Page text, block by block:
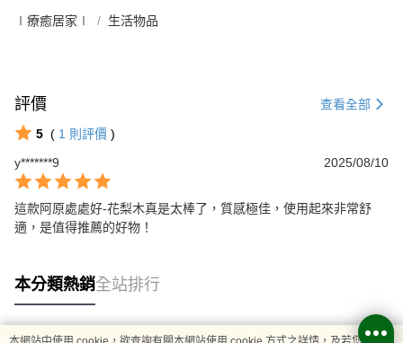
∣療癒居家∣ 生活物品
評價 查看全部
5 ( 1 則評價 )
y*******9
2025/08/10
這款阿原處處好-花梨木真是太棒了，質感極佳，使用起來非常舒
適，是值得推薦的好物！
本分類熱銷全站排行